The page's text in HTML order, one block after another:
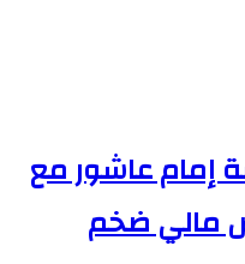
إمام عاشور مع
مالي ضخم